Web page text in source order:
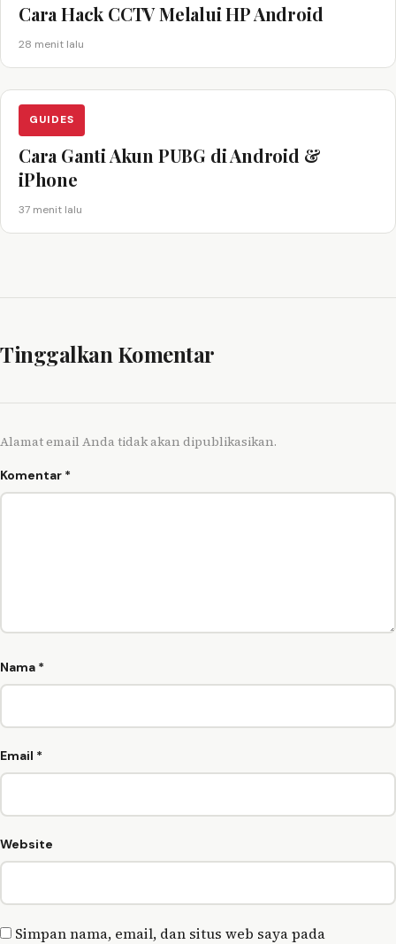
Cara Hack CCTV Melalui HP Android
28 menit lalu
GUIDES
Cara Ganti Akun PUBG di Android &
iPhone
37 menit lalu
Tinggalkan Komentar
Alamat email Anda tidak akan dipublikasikan.
Komentar *
Nama *
Email *
Website
Simpan nama, email, dan situs web saya pada